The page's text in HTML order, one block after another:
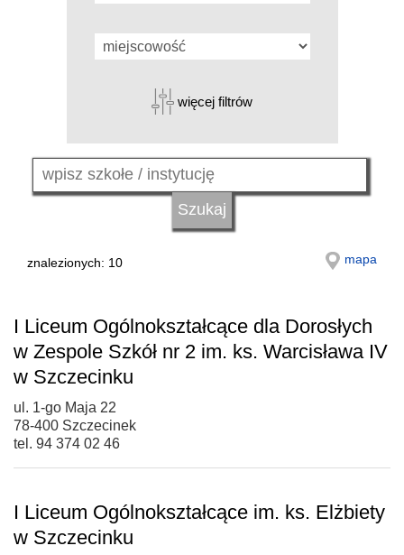
więcej filtrów
znalezionych: 10 mapa
I Liceum Ogólnokształcące dla Dorosłych
w Zespole Szkół nr 2 im. ks. Warcisława IV
w Szczecinku
ul. 1-go Maja 22
78-400 Szczecinek
tel. 94 374 02 46
I Liceum Ogólnokształcące im. ks. Elżbiety
w Szczecinku